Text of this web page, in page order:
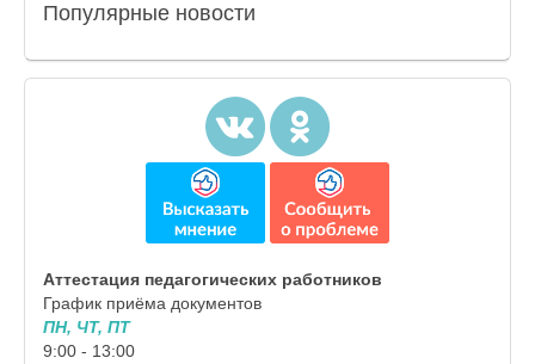
Популярные новости
Аттестация педагогических работников
График приёма документов
ПН, ЧТ, ПТ
9:00 - 13:00